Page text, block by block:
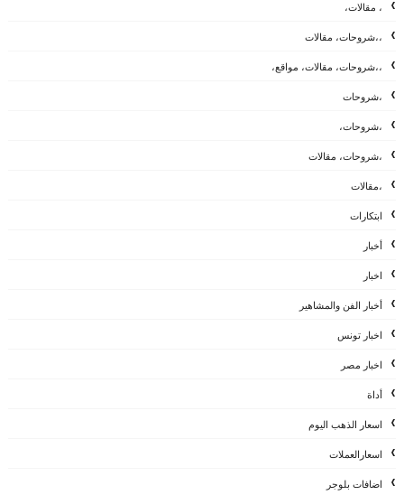
، مقالات،
،،شروحات، مقالات
،،شروحات، مقالات، مواقع،
،شروحات
،شروحات،
،شروحات، مقالات
،مقالات
ابتكارات
أخبار
اخبار
أخبار الفن والمشاهير
اخبار تونس
اخبار مصر
أداة
اسعار الذهب اليوم
اسعارالعملات
اضافات بلوجر